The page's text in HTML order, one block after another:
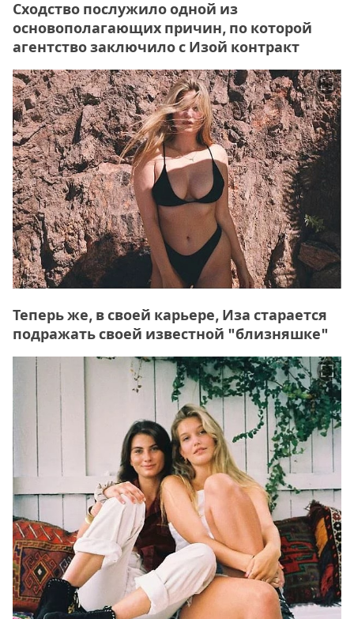
Сходство послужило одной из
основополагающих причин, по которой
агентство заключило с Изой контракт
Теперь же, в своей карьере, Иза старается
подражать своей известной "близняшке"